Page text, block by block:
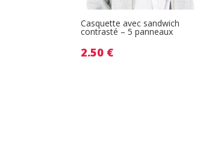
Casquette avec sandwich
contrasté – 5 panneaux
2.50 €